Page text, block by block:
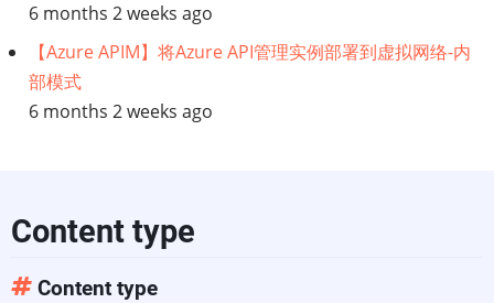
数
据
的
架
6 months 2 weeks ago
【Azure APIM】将Azure API管理实例部署到虚拟网络-内
部模式
6 months 2 weeks ago
Content type
Content type